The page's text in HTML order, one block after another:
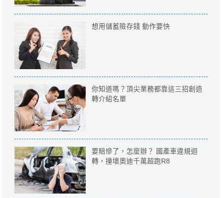
想用儲蓄險存錢 動作要快
你知道嗎？頂尖業務都靠這三招創造
轉介紹名單
要賠慘了，怎麼辦？ 國產車違規迴
轉，撞壞奧迪千萬超跑R8